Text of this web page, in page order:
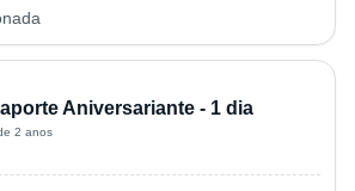
Aniversariante - 1 dia
2 anos